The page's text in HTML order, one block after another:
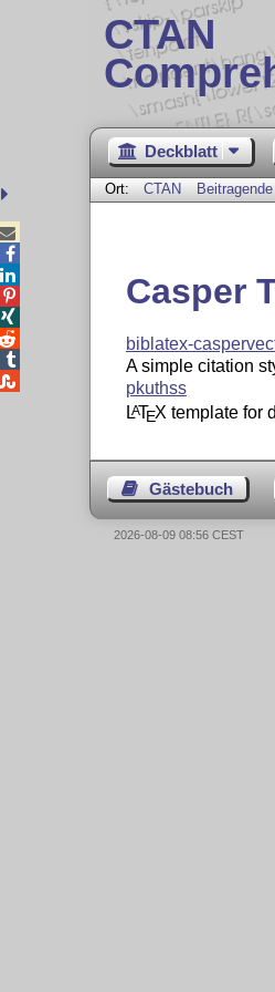
CTAN
Deckblatt
Ort: CTAN Beitragende
Casper
biblatex-
A simple citation
pkuthss
LATEX template for
Gästebuch





2026-08-09 08:56 CEST